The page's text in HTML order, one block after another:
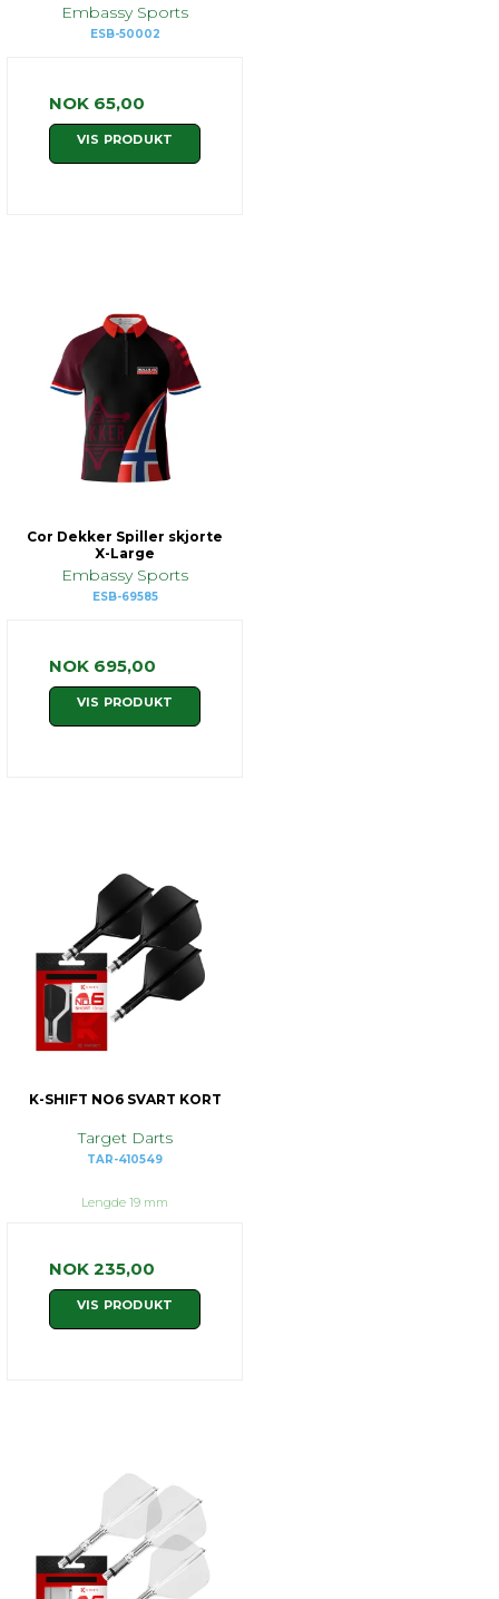
Embassy Sports
ESB-50002
NOK 65,00
VIS PRODUKT
Cor Dekker Spiller skjorte
X-Large
Embassy Sports
ESB-69585
NOK 695,00
VIS PRODUKT
K-SHIFT NO6 SVART KORT
Target Darts
TAR-410549
Lengde 19 mm
NOK 235,00
VIS PRODUKT